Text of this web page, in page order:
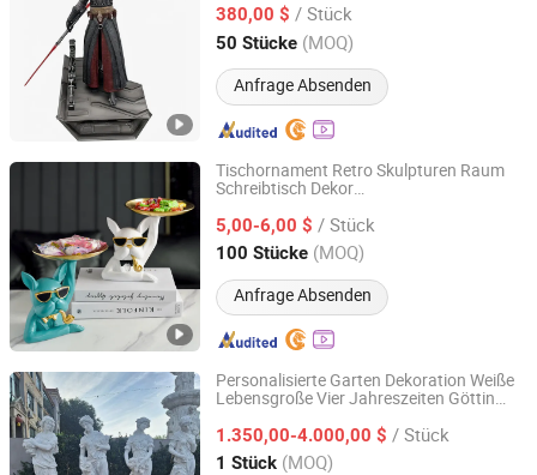
380,00 $ / Stück
50 Stücke (MOQ)
Anfrage Absenden
Guangdong, China Seit 2015
Tischornament Retro Skulpturen Raum
Schreibtisch Dekor
BulldoggenStatue
5,00-6,00 $ / Stück
100 Stücke (MOQ)
Anfrage Absenden
Xiamen Silu Technology Co., Ltd.
Fujian, China Seit 2021
Personalisierte Garten Dekoration Weiße
Lebensgroße Vier Jahreszeiten Göttin
Naturstein Skulpturen MarmorStatue
Außenbereich
1.350,00-4.000,00 $ / Stück
1 Stück (MOQ)
Qu Yang Sheng Ya Sculpture Factory
Hebei, China Seit 2016